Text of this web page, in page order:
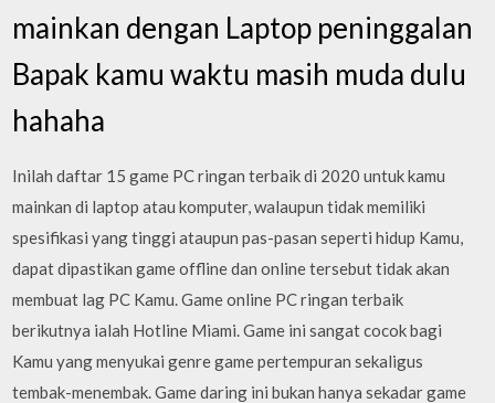
mainkan dengan Laptop peninggalan
Bapak kamu waktu masih muda dulu
hahaha
Inilah daftar 15 game PC ringan terbaik di 2020 untuk kamu
mainkan di laptop atau komputer, walaupun tidak memiliki
spesifikasi yang tinggi ataupun pas-pasan seperti hidup Kamu,
dapat dipastikan game offline dan online tersebut tidak akan
membuat lag PC Kamu. Game online PC ringan terbaik
berikutnya ialah Hotline Miami. Game ini sangat cocok bagi
Kamu yang menyukai genre game pertempuran sekaligus
tembak-menembak. Game daring ini bukan hanya sekadar game